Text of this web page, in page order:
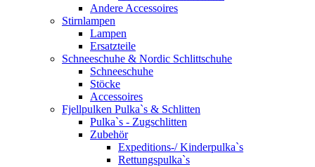
Andere Accessoires
Stirnlampen
Lampen
Ersatzteile
Schneeschuhe & Nordic Schlittschuhe
Schneeschuhe
Stöcke
Accessoires
Fjellpulken Pulka`s & Schlitten
Pulka`s - Zugschlitten
Zubehör
Expeditions-/ Kinderpulka`s
Rettungspulka`s